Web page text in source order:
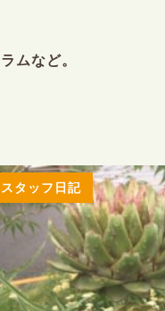
ムなど。
スタッフ日記